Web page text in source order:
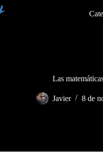
Las
Javier 8 de